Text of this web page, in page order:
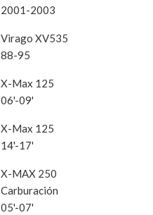
2001-2003
Virago XV535
88-95
X-Max 125
06'-09'
X-Max 125
14'-17'
X-MAX 250
Carburación
05'-07'